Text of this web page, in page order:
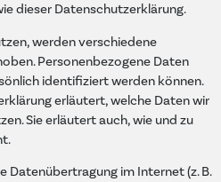
dieser Datenschutzerklärung.
werden verschiedene
Personenbezogene Daten
identifiziert werden können.
erläutert, welche Daten wir
Sie erläutert auch, wie und zu
Datenübertragung im Internet (z. B.